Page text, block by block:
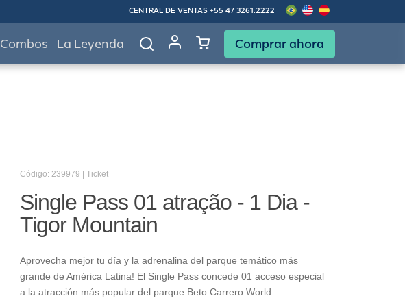
CENTRAL DE VENTAS +55 47 3261.2222
Combos La Leyenda Comprar ahora
Código: 239979 | Ticket
Single Pass 01 atração - 1 Dia -
Tigor Mountain
Aprovecha mejor tu día y la adrenalina del parque temático más
grande de América Latina! El Single Pass concede 01 acceso especial
a la atracción más popular del parque Beto Carrero World.